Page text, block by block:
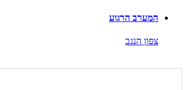
המערב הרגוע
צפון הנגב